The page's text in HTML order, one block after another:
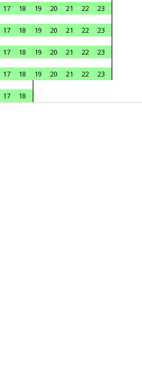
17 18 19 20 21 22
23
17 18 19 20 21 22
23
17 18 19 20 21 22
23
17 18 19 20 21 22
23
17 18